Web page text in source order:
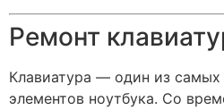
Ремонт
Клавиатура — один из
элементов ноутбука. Со